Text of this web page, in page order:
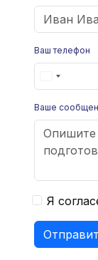
нужно
зависят
обмена
Ваш телефон
Ваше
Я